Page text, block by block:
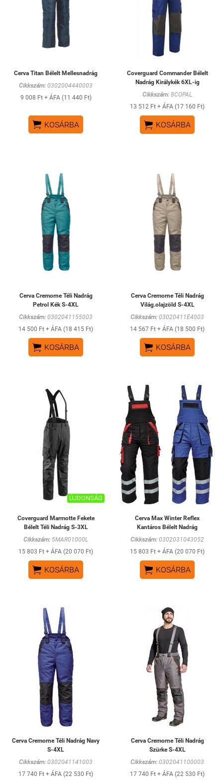
Cerva Titan Bélelt Mellesnadrág
Cikkszám: 0302004440003
9 008 Ft + ÁFA (11 440 Ft)
 KOSÁRBA
Coverguard Commander Bélelt
Nadrág Királykék 6XL-ig
Cikkszám: 8COPAL
13 512 Ft + ÁFA (17 160 Ft)
 KOSÁRBA
Cerva Cremorne Téli Nadrág
Petrol Kék S-4XL
Cikkszám: 0302041155003
14 500 Ft + ÁFA (18 415 Ft)
 KOSÁRBA
Cerva Cremorne Téli Nadrág
Világ.olajzöld S-4XL
Cikkszám: 03020411E4003
14 567 Ft + ÁFA (18 500 Ft)
 KOSÁRBA
ÚJDONSÁG
Coverguard Marmotte Fekete
Bélelt Téli Nadrág S-3XL
Cikkszám: 5MAR01000L
15 803 Ft + ÁFA (20 070 Ft)
 KOSÁRBA
Cerva Max Winter Reflex
Kantáros Bélelt Nadrág
Cikkszám: 0302031043052
15 803 Ft + ÁFA (20 070 Ft)
 KOSÁRBA
Cerva Cremorne Téli Nadrág Navy
S-4XL
Cikkszám: 0302041141003
17 740 Ft + ÁFA (22 530 Ft)
Cerva Cremorne Téli Nadrág
Szürke S-4XL
Cikkszám: 0302041100003
17 740 Ft + ÁFA (22 530 Ft)